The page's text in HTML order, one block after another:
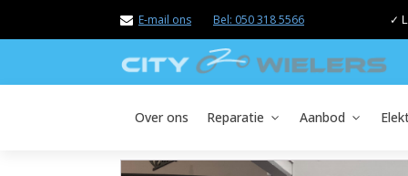
E-mail ons Bel: 050 318 5566 ✓
Over ons Reparatie Aanbod